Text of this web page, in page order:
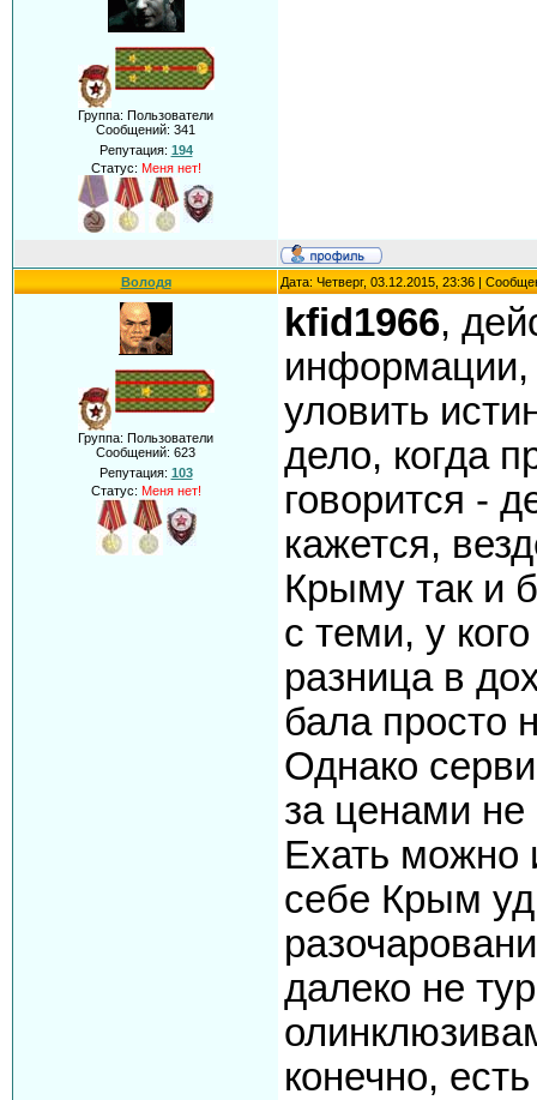
Группа: Пользователи
Сообщений: 341
Репутация: 194
Статус: Меня нет!
Володя Дата: Четверг, 03.12.2015, 23:36 |
Группа: Пользователи
Сообщений: 623
Репутация: 103
Статус: Меня нет!
kfid1966,
информации,
уловить
дело, когда
говорится -
кажется,
Крыму так и
с теми, у
разница в
бала просто
Однако
за ценами не
Ехать можно
себе Крым
далеко не
конечно,